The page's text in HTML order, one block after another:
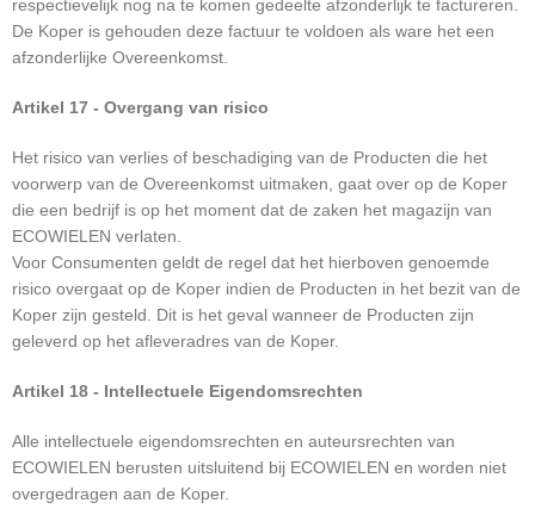
respectievelijk nog na te komen gedeelte afzonderlijk te factureren.
De Koper is gehouden deze factuur te voldoen als ware het een
afzonderlijke Overeenkomst.
Artikel 17 - Overgang van risico
Het risico van verlies of beschadiging van de Producten die het
voorwerp van de Overeenkomst uitmaken, gaat over op de Koper
die een bedrijf is op het moment dat de zaken het magazijn van
ECOWIELEN verlaten.
Voor Consumenten geldt de regel dat het hierboven genoemde
risico overgaat op de Koper indien de Producten in het bezit van de
Koper zijn gesteld. Dit is het geval wanneer de Producten zijn
geleverd op het afleveradres van de Koper.
Artikel 18 - Intellectuele Eigendomsrechten
Alle intellectuele eigendomsrechten en auteursrechten van
ECOWIELEN berusten uitsluitend bij ECOWIELEN en worden niet
overgedragen aan de Koper.